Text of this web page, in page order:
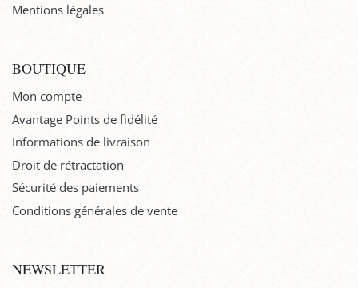
Mentions légales
BOUTIQUE
Mon compte
Avantage Points de fidélité
Informations de livraison
Droit de rétractation
Sécurité des paiements
Conditions générales de vente
NEWSLETTER